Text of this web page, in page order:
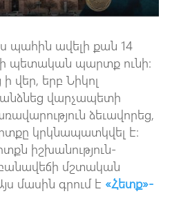
պահին ավելի քան 14
պետական պարտք ունի:
վեր, երբ Նիկոլ
վարչապետի
ձեւավորեց,
կրկնապատկվել է։
իշխանություն-
բանավեճի մշտական
մասին գրում է «Հետք»-